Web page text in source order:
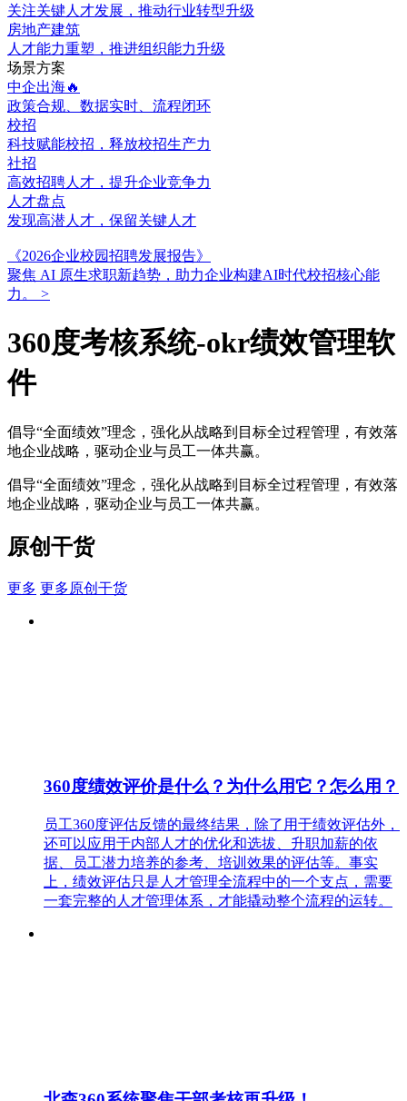
关注关键人才发展，推动行业转型升级
房地产建筑
人才能力重塑，推进组织能力升级
场景方案
中企出海🔥
政策合规、数据实时、流程闭环
校招
科技赋能校招，释放校招生产力
社招
高效招聘人才，提升企业竞争力
人才盘点
发现高潜人才，保留关键人才
《2026企业校园招聘发展报告》
聚焦 AI 原生求职新趋势，助力企业构建AI时代校招核心能
力。
>
360度考核系统-okr绩效管理软
件
倡导“全面绩效”理念，强化从战略到目标全过程管理，有效落
地企业战略，驱动企业与员工一体共赢。
倡导“全面绩效”理念，强化从战略到目标全过程管理，有效落
地企业战略，驱动企业与员工一体共赢。
原创干货
更多 更多原创干货
360度绩效评价是什么？为什么用它？怎么用？
员工360度评估反馈的最终结果，除了用于绩效评估外，
还可以应用于内部人才的优化和选拔、升职加薪的依
据、员工潜力培养的参考、培训效果的评估等。事实
上，绩效评估只是人才管理全流程中的一个支点，需要
一套完整的人才管理体系，才能撬动整个流程的运转。